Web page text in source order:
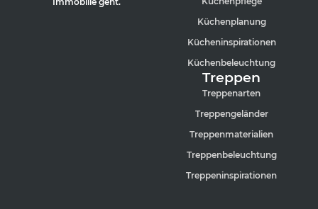
Küchenplanung
Kücheninspirationen
Küchenbeleuchtung
Treppen
Treppenarten
Treppengeländer
Treppenmaterialien
Treppenbeleuchtung
Treppeninspirationen